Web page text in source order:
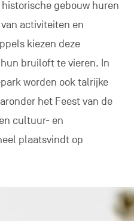
gebouw huren
activiteiten en
kiezen deze
bruiloft te vieren. In
worden ook talrijke
het Feest van de
cultuur- en
plaatsvindt op